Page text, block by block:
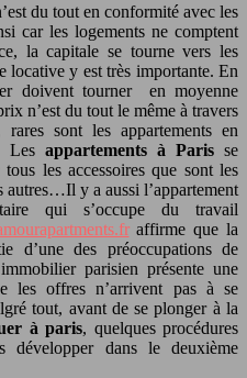
du tout en conformité avec les
car les logements ne comptent
la capitale se tourne vers les
locative y est très importante. En
doivent tourner en moyenne
n’est du tout le même à travers
rares sont les appartements en
Les appartements à Parisse
les accessoires que sont les
autres…Il y a aussi l’appartement
qui s’occupe du travail
affirme que la
d’une des préoccupations de
parisien présente une
les offres n’arrivent pas à se
tout, avant de se plonger à la
à paris, quelques procédures
dans le deuxième